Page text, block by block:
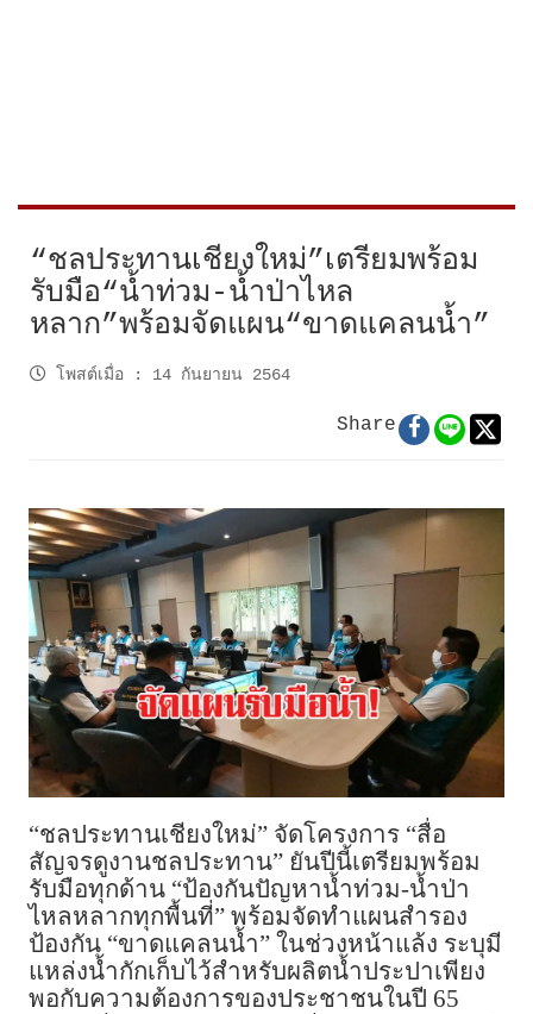
“ชลประทานเชียงใหม่”เตรียมพร้อม
รับมือ“น้ำท่วม-น้ำป่าไหล
หลาก”พร้อมจัดแผน“ขาดแคลนน้ำ”
โพสต์เมื่อ : 14 กันยายน 2564
Share
“ชลประทานเชียงใหม่” จัดโครงการ “สื่อ
สัญจรดูงานชลประทาน” ยันปีนี้เตรียมพร้อม
รับมือทุกด้าน “ป้องกันปัญหาน้ำท่วม-น้ำป่า
ไหลหลากทุกพื้นที่” พร้อมจัดทำแผนสำรอง
ป้องกัน “ขาดแคลนน้ำ” ในช่วงหน้าแล้ง ระบุมี
แหล่งน้ำกักเก็บไว้สำหรับผลิตน้ำประปาเพียง
พอกับความต้องการของประชาชนในปี 65